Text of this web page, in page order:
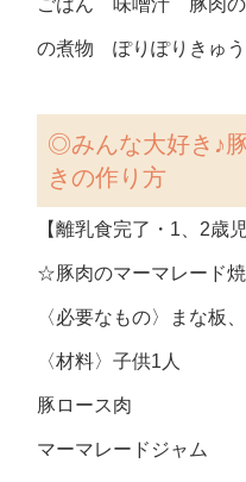
ごはん 味噌汁 豚肉の
の煮物 ぽりぽりきゅう
◎みんな大好き♪
きの作り方
【離乳食完了・1、2歳
☆豚肉のマーマレード
〈必要なもの〉まな板
〈材料〉子供1人
豚ロース肉
マーマレードジャ